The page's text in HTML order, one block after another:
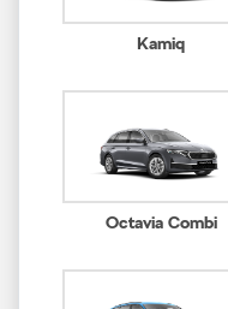
Kamiq
Octavia Combi